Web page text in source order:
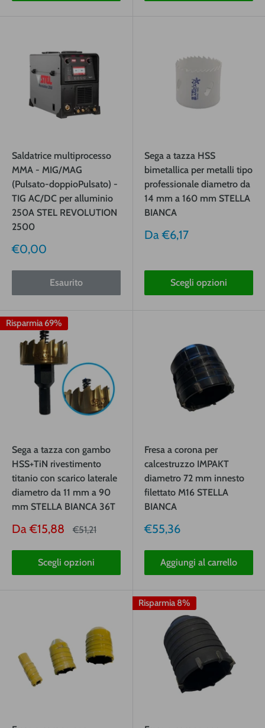
Saldatrice multiprocesso
MMA - MIG/MAG
(Pulsato-doppioPulsato) -
TIG AC/DC per alluminio
250A STEL REVOLUTION
2500
Prezzo
€0,00
Esaurito
Sega a tazza HSS
bimetallica per metalli tipo
professionale diametro da
14 mm a 160 mm STELLA
BIANCA
Prezzo
Da€6,17
Scegli opzioni
Risparmia 69%
Sega a tazza con gambo
HSS+TiN rivestimento
titanio con scarico laterale
diametro da 11 mm a 90
mm STELLA BIANCA 36T
Prezzo
Da€15,88 Prezzo
€51,21
Scegli opzioni
Fresa a corona per
calcestruzzo IMPAKT
diametro 72 mm innesto
filettato M16 STELLA
BIANCA
Prezzo
€55,36
Aggiungi al carrello
Risparmia 8%